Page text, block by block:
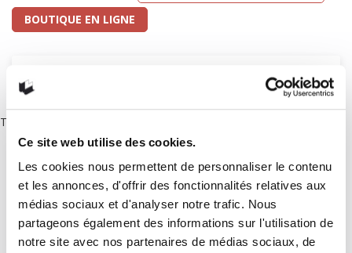
Ce site web utilise des cookies.
Les cookies nous permettent de personnaliser le contenu
et les annonces, d'offrir des fonctionnalités relatives aux
médias sociaux et d'analyser notre trafic. Nous
partageons également des informations sur l'utilisation de
notre site avec nos partenaires de médias sociaux, de
BOUTIQUE EN LIGNE
There are no posts.